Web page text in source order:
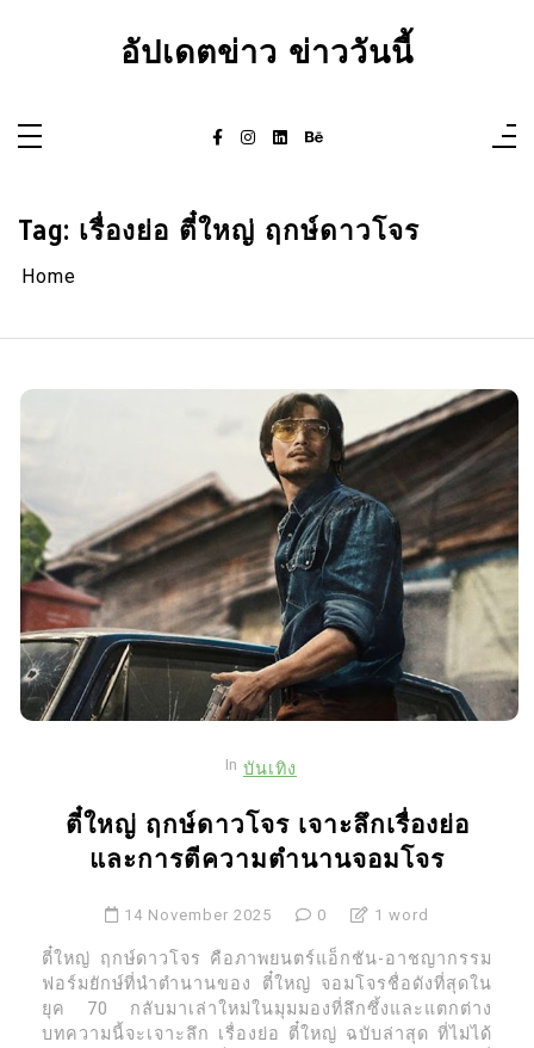
อัปเดตข่าว ข่าววันนี้
Tag: เรื่องย่อ ตี๋ใหญ่ ฤกษ์ดาวโจร
Home
In บันเทิง
ตี๋ใหญ่ ฤกษ์ดาวโจร เจาะลึกเรื่องย่อ
และการตีความตำนานจอมโจร
14 November 2025 0 1 word
ตี๋ใหญ่ ฤกษ์ดาวโจร คือภาพยนตร์แอ็กชัน-อาชญากรรม
ฟอร์มยักษ์ที่นำตำนานของ ตี๋ใหญ่ จอมโจรชื่อดังที่สุดใน
ยุค 70 กลับมาเล่าใหม่ในมุมมองที่ลึกซึ้งและแตกต่าง
บทความนี้จะเจาะลึก เรื่องย่อ ตี๋ใหญ่ ฉบับล่าสุด ที่ไม่ได้